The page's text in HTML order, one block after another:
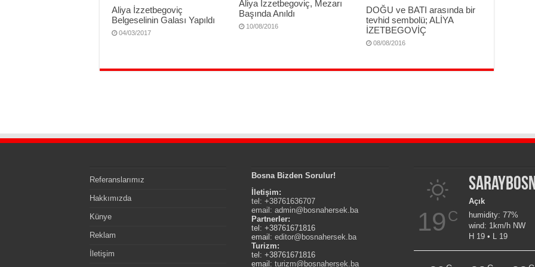
Aliya İzzetbegoviç
Belgeselinin Galası Yapıldı
04/03/2017
Aliya İzzetbegoviç, Mezarı
Başında Anıldı
10/08/2016
DOĞU ve BATI arasında bir
tevhid sembolü; ALİYA
İZETBEGOVİÇ
08/08/2016
Referanslarımız
Hakkımızda
Künye
Reklam
İletişim
Bosna Bizden Sorulur!
İletişim:
tel: +38761636707
email:admin@bosnahersek.ba
Partnerler:
tel: +38761671816
email:editor@bosnahersek.ba
Turizm:
tel: +38761671816
email:turizm@bosnahersek.ba
19 C
Açık
humidity: 77%
wind: 1km/h NW
H 19 • L 19